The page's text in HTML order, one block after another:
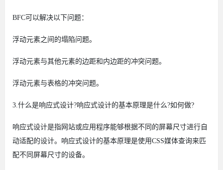
BFC可以解决以下问题：
浮动元素之间的塌陷问题。
浮动元素与其他元素的边距和内边距的冲突问题。
浮动元素与表格的冲突问题。
3.什么是响应式设计?响应式设计的基本原理是什么?如何做?
响应式设计是指网站或应用程序能够根据不同的屏幕尺寸进行自
动适配的设计。响应式设计的基本原理是使用CSS媒体查询来匹
配不同屏幕尺寸的设备。